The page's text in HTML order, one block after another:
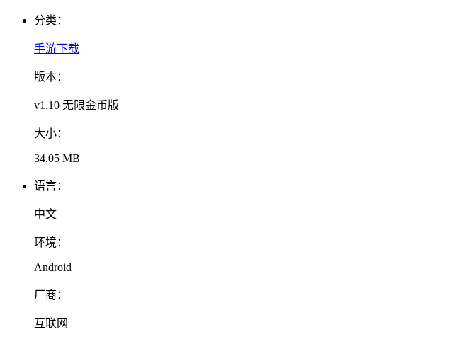
分类：
手游下载
版本：
v1.10 无限金币版
大小：
34.05 MB
语言：
中文
环境：
Android
厂商：
互联网